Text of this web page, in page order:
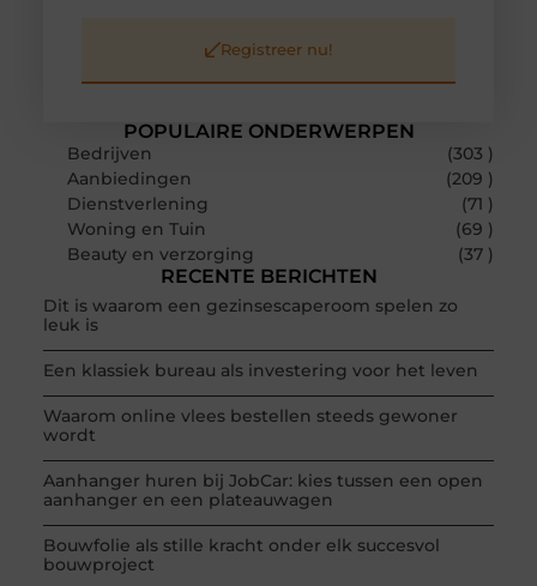
POPULAIRE ONDERWERPEN
Bedrijven
(303 )
Aanbiedingen
(209 )
Dienstverlening
(71 )
Woning en Tuin
(69 )
Beauty en verzorging
(37 )
RECENTE BERICHTEN
Dit is waarom een gezinsescaperoom spelen zo
leuk is
Een klassiek bureau als investering voor het leven
Waarom online vlees bestellen steeds gewoner
wordt
Aanhanger huren bij JobCar: kies tussen een open
aanhanger en een plateauwagen
Bouwfolie als stille kracht onder elk succesvol
bouwproject
Registreer nu!